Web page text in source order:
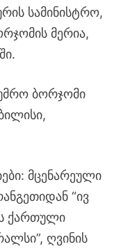
სამინისტრო,
მერია,
ბორჯომი
მცენარეული
“ივ
ქართული
ღვინის